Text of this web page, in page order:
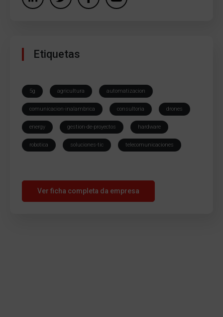
Etiquetas
5g agricultura automatizacion
comunicacion-inalambrica consultoria drones
energy gestion-de-proyectos hardware
robotica soluciones-tic telecomunicaciones
Ver ficha completa da empresa